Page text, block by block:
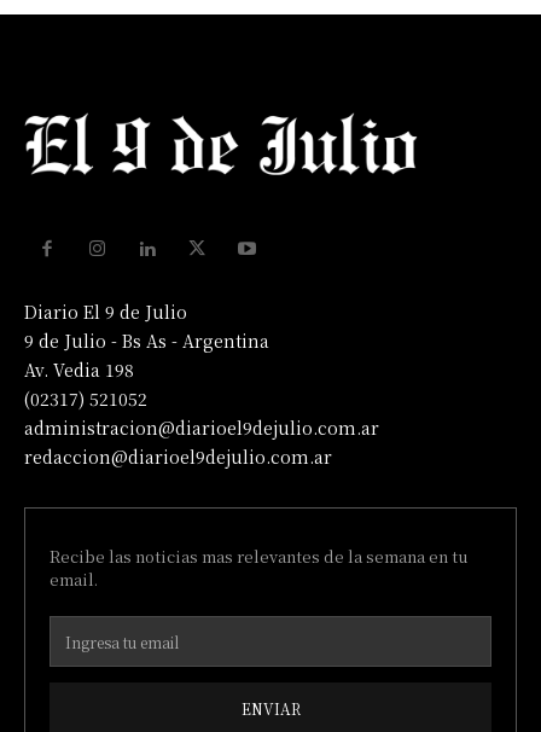
Diario El 9 de Julio
9 de Julio - Bs As - Argentina
Av. Vedia 198
(02317) 521052
administracion@diarioel9dejulio.com.ar
redaccion@diarioel9dejulio.com.ar
Recibe las noticias mas relevantes de la semana en tu
email.
ENVIAR